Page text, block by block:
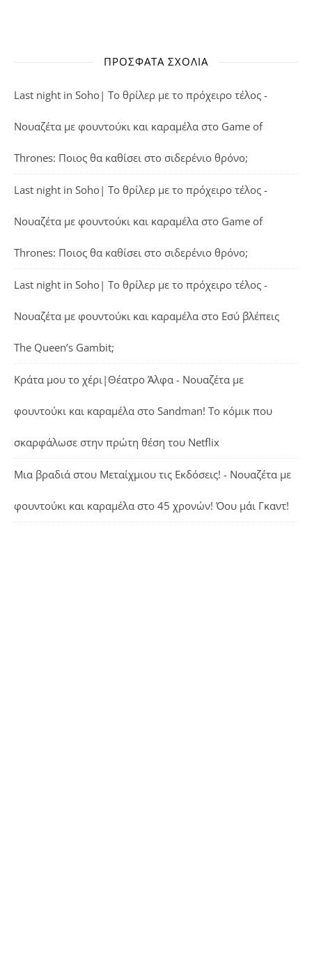
ΠΡΌΣΦΑΤΑ ΣΧΌΛΙΑ
Last night in Soho| Το θρίλερ με το πρόχειρο τέλος -
Νουαζέτα με φουντούκι και καραμέλα στο Game of
Thrones: Ποιος θα καθίσει στο σιδερένιο θρόνο;
Last night in Soho| Το θρίλερ με το πρόχειρο τέλος -
Νουαζέτα με φουντούκι και καραμέλα στο Game of
Thrones: Ποιος θα καθίσει στο σιδερένιο θρόνο;
Last night in Soho| Το θρίλερ με το πρόχειρο τέλος -
Νουαζέτα με φουντούκι και καραμέλα στο Εσύ βλέπεις
The Queen’s Gambit;
Κράτα μου το χέρι|Θέατρο Άλφα - Νουαζέτα με
φουντούκι και καραμέλα στο Sandman! Το κόμικ που
σκαρφάλωσε στην πρώτη θέση του Netflix
Μια βραδιά στου Μεταίχμιου τις Εκδόσεις! - Νουαζέτα με
φουντούκι και καραμέλα στο 45 χρονών! Όου μάι Γκαντ!